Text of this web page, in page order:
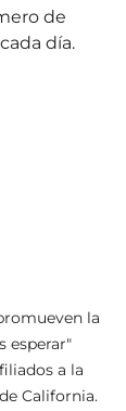
de
día.
la
esperar"
a la
California.